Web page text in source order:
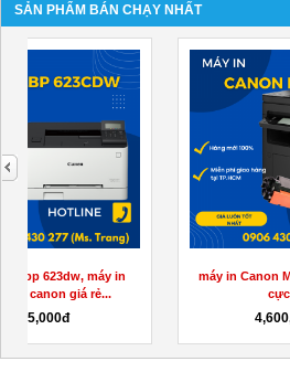
SẢN PHẨM BÁN CHẠY NHẤT
máy in Canon MF 236n giá siêu